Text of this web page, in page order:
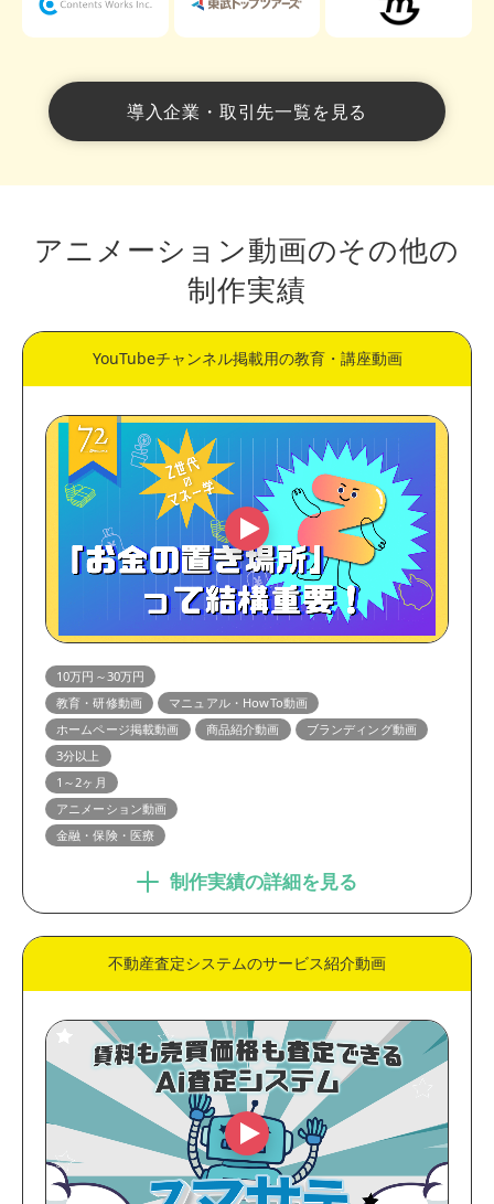
導入企業・取引先一覧を見る
アニメーション動画のその他の
制作実績
YouTubeチャンネル掲載用の教育・講座動画
10万円～30万円
教育・研修動画
マニュアル・HowTo動画
ホームページ掲載動画
商品紹介動画
ブランディング動画
3分以上
1～2ヶ月
アニメーション動画
金融・保険・医療
制作実績の詳細を見る
不動産査定システムのサービス紹介動画